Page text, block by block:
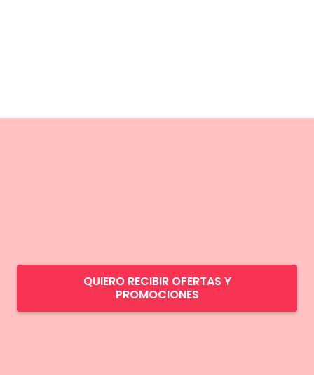
QUIERO RECIBIR OFERTAS Y
PROMOCIONES